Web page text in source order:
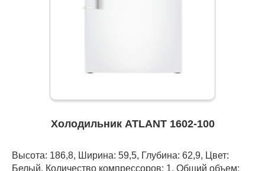
Холодильник ATLANT 1602-100
Высота: 186,8, Ширина: 59,5, Глубина: 62,9, Цвет:
Белый, Количество компрессоров: 1, Общий объем: